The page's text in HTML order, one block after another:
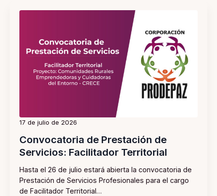
Convocatoria de Prestación de
Servicios: Facilitador Territorial
17 de julio de 2026
Hasta el 26 de julio estará abierta la convocatoria de
Prestación de Servicios Profesionales para el cargo
de Facilitador Territorial…